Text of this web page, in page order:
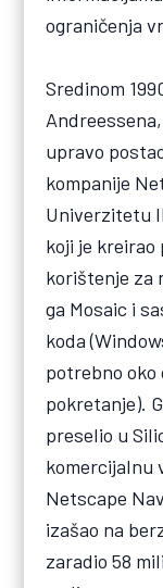
ograničenja
Sredinom
upravo
kompanije
Univerzitetu
koji je
korištenje za
ga Mosaic i
koda
potrebno oko
pokretanje).
preselio u
komercijalnu
Netscape
izašao na
zaradio 58